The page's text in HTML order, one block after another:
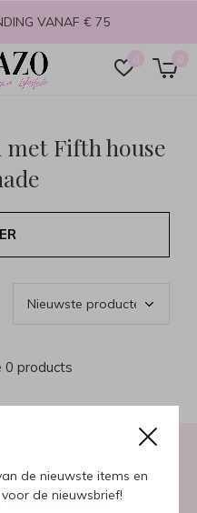
de nieuwste items en
de nieuwsbrief!
0 0
VANAF € 75
Fifth house
0 products
onze